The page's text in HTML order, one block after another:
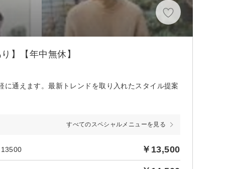
】【年中無休】
通えます。最新トレンドを取り入れたスタイル提案
すべてのスペシャルメニューを見る
13500 ￥13,500